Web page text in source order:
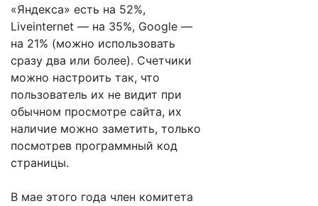
«Яндекса» есть на 52%,
Liveinternet — на 35%, Google —
на 21% (можно использовать
сразу два или более). Счетчики
можно настроить так, что
пользователь их не видит при
обычном просмотре сайта, их
наличие можно заметить, только
посмотрев программный код
страницы.
В мае этого года член комитета